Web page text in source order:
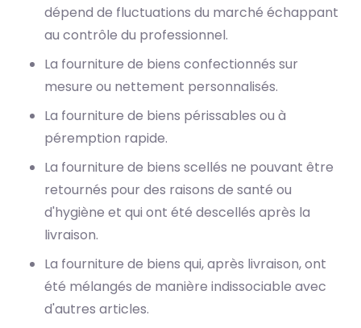
dépend de fluctuations du marché échappant
au contrôle du professionnel.
La fourniture de biens confectionnés sur
mesure ou nettement personnalisés.
La fourniture de biens périssables ou à
péremption rapide.
La fourniture de biens scellés ne pouvant être
retournés pour des raisons de santé ou
d'hygiène et qui ont été descellés après la
livraison.
La fourniture de biens qui, après livraison, ont
été mélangés de manière indissociable avec
d'autres articles.